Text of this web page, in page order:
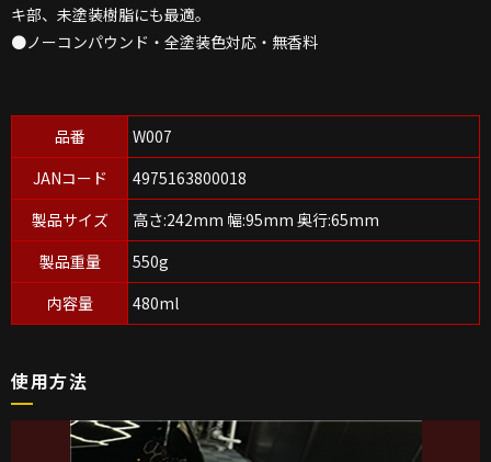
キ部、未塗装樹脂にも最適。
●ノーコンパウンド・全塗装色対応・無香料
品番
W007
JANコード
4975163800018
製品サイズ
高さ:242mm 幅:95mm 奥行:65mm
製品重量
550g
内容量
480ml
使用方法